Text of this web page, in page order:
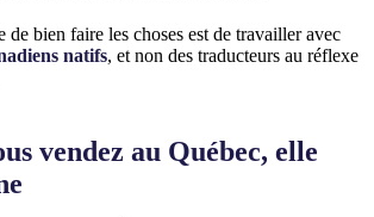
de bien faire les choses est de travailler avec
natifs, et non des traducteurs au réflexe
vendez au Québec, elle